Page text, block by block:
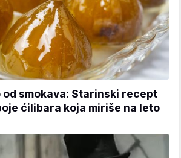
od smokava: Starinski recept
ćilibara koja miriše na leto